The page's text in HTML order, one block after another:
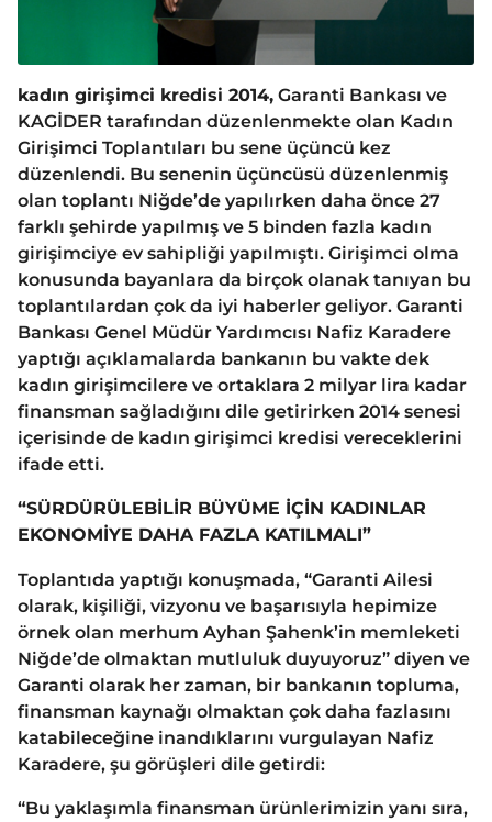
kadın girişimci kredisi 2014, Garanti Bankası ve
KAGİDER tarafından düzenlenmekte olan Kadın
Girişimci Toplantıları bu sene üçüncü kez
düzenlendi. Bu senenin üçüncüsü düzenlenmiş
olan toplantı Niğde’de yapılırken daha önce 27
farklı şehirde yapılmış ve 5 binden fazla kadın
girişimciye ev sahipliği yapılmıştı. Girişimci olma
konusunda bayanlara da birçok olanak tanıyan bu
toplantılardan çok da iyi haberler geliyor. Garanti
Bankası Genel Müdür Yardımcısı Nafiz Karadere
yaptığı açıklamalarda bankanın bu vakte dek
kadın girişimcilere ve ortaklara 2 milyar lira kadar
finansman sağladığını dile getirirken 2014 senesi
içerisinde de kadın girişimci kredisi vereceklerini
ifade etti.
“SÜRDÜRÜLEBİLİR BÜYÜME İÇİN KADINLAR
EKONOMİYE DAHA FAZLA KATILMALI”
Toplantıda yaptığı konuşmada, “Garanti Ailesi
olarak, kişiliği, vizyonu ve başarısıyla hepimize
örnek olan merhum Ayhan Şahenk’in memleketi
Niğde’de olmaktan mutluluk duyuyoruz” diyen ve
Garanti olarak her zaman, bir bankanın topluma,
finansman kaynağı olmaktan çok daha fazlasını
katabileceğine inandıklarını vurgulayan Nafiz
Karadere, şu görüşleri dile getirdi:
“Bu yaklaşımla finansman ürünlerimizin yanı sıra,